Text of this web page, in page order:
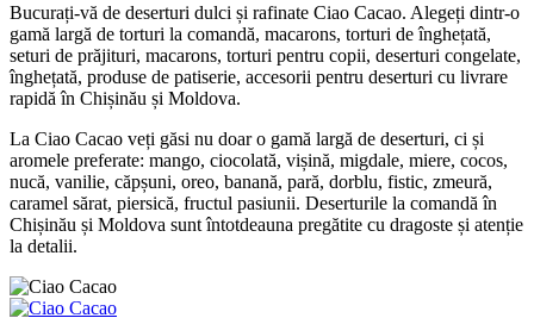
Bucurați-vă de deserturi dulci și rafinate Ciao Cacao. Alegeți dintr-o
gamă largă de torturi la comandă, macarons, torturi de înghețată,
seturi de prăjituri, macarons, torturi pentru copii, deserturi congelate,
înghețată, produse de patiserie, accesorii pentru deserturi cu livrare
rapidă în Chișinău și Moldova.
La Ciao Cacao veți găsi nu doar o gamă largă de deserturi, ci și
aromele preferate: mango, ciocolată, vișină, migdale, miere, cocos,
nucă, vanilie, căpșuni, oreo, banană, pară, dorblu, fistic, zmeură,
caramel sărat, piersică, fructul pasiunii. Deserturile la comandă în
Chișinău și Moldova sunt întotdeauna pregătite cu dragoste și atenție
la detalii.